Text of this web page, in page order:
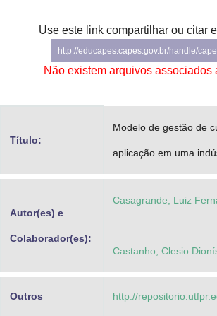
Secretaria de Governo
Gabinete de Segurança Institucional
Use este link compartilhar ou citar
http://educapes.capes.gov.br/handle/
Não existem arquivos associados
Título:
Modelo de gestão de
aplicação em uma
Autor(es) e
Colaborador(es):
Casagrande, Luiz
Castanho, Clesio
Outros http://